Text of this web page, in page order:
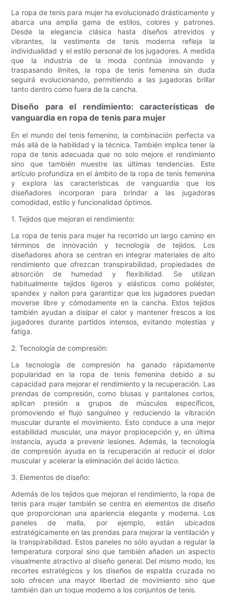
La ropa de tenis para mujer ha evolucionado drásticamente y
abarca una amplia gama de estilos, colores y patrones.
Desde la elegancia clásica hasta diseños atrevidos y
vibrantes, la vestimenta de tenis moderna refleja la
individualidad y el estilo personal de los jugadores. A medida
que la industria de la moda continúa innovando y
traspasando límites, la ropa de tenis femenina sin duda
seguirá evolucionando, permitiendo a las jugadoras brillar
tanto dentro como fuera de la cancha.
Diseño para el rendimiento: características de
vanguardia en ropa de tenis para mujer
En el mundo del tenis femenino, la combinación perfecta va
más allá de la habilidad y la técnica. También implica tener la
ropa de tenis adecuada que no solo mejore el rendimiento
sino que también muestre las últimas tendencias. Este
artículo profundiza en el ámbito de la ropa de tenis femenina
y explora las características de vanguardia que los
diseñadores incorporan para brindar a las jugadoras
comodidad, estilo y funcionalidad óptimos.
1. Tejidos que mejoran el rendimiento:
La ropa de tenis para mujer ha recorrido un largo camino en
términos de innovación y tecnología de tejidos. Los
diseñadores ahora se centran en integrar materiales de alto
rendimiento que ofrezcan transpirabilidad, propiedades de
absorción de humedad y flexibilidad. Se utilizan
habitualmente tejidos ligeros y elásticos como poliéster,
spandex y nailon para garantizar que los jugadores puedan
moverse libre y cómodamente en la cancha. Estos tejidos
también ayudan a disipar el calor y mantener frescos a los
jugadores durante partidos intensos, evitando molestias y
fatiga.
2. Tecnología de compresión:
La tecnología de compresión ha ganado rápidamente
popularidad en la ropa de tenis femenina debido a su
capacidad para mejorar el rendimiento y la recuperación. Las
prendas de compresión, como blusas y pantalones cortos,
aplican presión a grupos de músculos específicos,
promoviendo el flujo sanguíneo y reduciendo la vibración
muscular durante el movimiento. Esto conduce a una mejor
estabilidad muscular, una mayor propiocepción y, en última
instancia, ayuda a prevenir lesiones. Además, la tecnología
de compresión ayuda en la recuperación al reducir el dolor
muscular y acelerar la eliminación del ácido láctico.
3. Elementos de diseño:
Además de los tejidos que mejoran el rendimiento, la ropa de
tenis para mujer también se centra en elementos de diseño
que proporcionan una apariencia elegante y moderna. Los
paneles de malla, por ejemplo, están ubicados
estratégicamente en las prendas para mejorar la ventilación y
la transpirabilidad. Estos paneles no sólo ayudan a regular la
temperatura corporal sino que también añaden un aspecto
visualmente atractivo al diseño general. Del mismo modo, los
recortes estratégicos y los diseños de espalda cruzada no
solo ofrecen una mayor libertad de movimiento sino que
también dan un toque moderno a los conjuntos de tenis.